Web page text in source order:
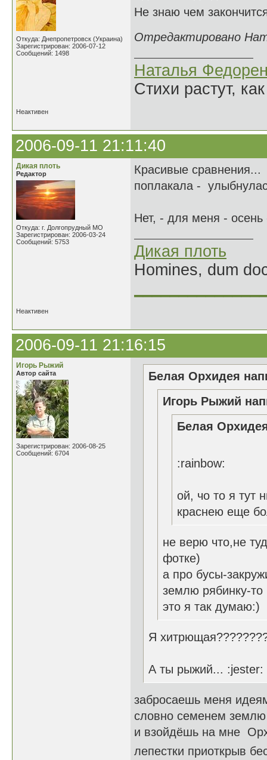
Откуда: Днепропетровск (Украина)
Зарегистрирован: 2006-07-12
Сообщений: 1498
Не знаю чем
Отредактировано
Наталья
Стихи растут,
Неактивен
2006-09-11 21:11:40
Дикая плоть
Редактор
Откуда: г. Долгопрудный МО
Зарегистрирован: 2006-03-24
Сообщений: 5753
Красивые сравнения...
поплакала -
Нет, - для меня -
Дикая плоть
Homines, dum
Неактивен
2006-09-11 21:16:15
Игорь Рыжий
Автор сайта
Зарегистрирован: 2006-08-25
Сообщений: 6704
Белая Орхидея
Игорь Рыжий
Белая
:rainbow:
ой, чо то я тут
краснею еще
не верю что,не
фотке)
а про бусы-
землю рябинку-
это я так думаю:)
Я
А ты рыжий... :jester:
забросаешь меня
словно семенем
и взойдёшь на мне
лепестки приоткрыв